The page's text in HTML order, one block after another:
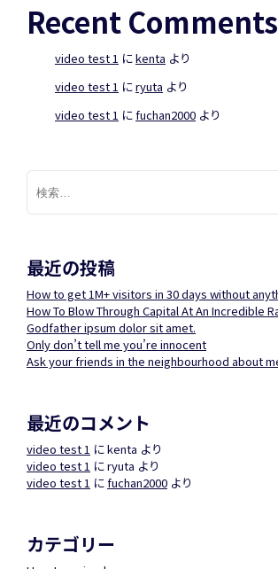
Recent Comments
video test 1 にkenta より
video test 1 にryuta より
video test 1 にfuchan2000 より
検
索:
最近の投稿
How to get 1M+ visitors in 30 days without
How To Blow Through Capital At An Incredible
Godfather ipsum dolor sit amet.
Only don’t tell me you’re innocent
Ask your friends in the neighbourhood about
最近のコメント
video test 1 にkenta より
video test 1 にryuta より
video test 1 にfuchan2000 より
カテゴリー